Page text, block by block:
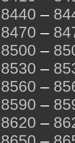
8440 –
8470 –
8500 –
8530 –
8560 –
8590 –
8620 –